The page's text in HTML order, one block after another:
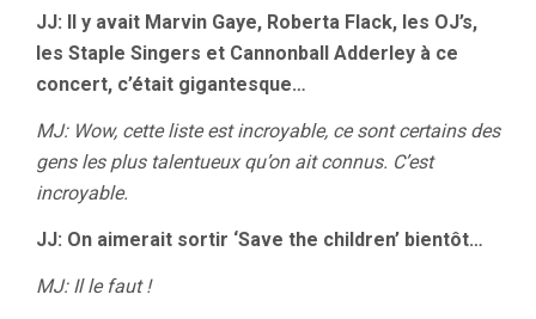
JJ: Il y avait Marvin Gaye, Roberta Flack, les OJ’s,
les Staple Singers et Cannonball Adderley à ce
concert, c’était gigantesque…
MJ: Wow, cette liste est incroyable, ce sont certains des
gens les plus talentueux qu’on ait connus. C’est
incroyable.
JJ: On aimerait sortir ‘Save the children’ bientôt…
MJ: Il le faut !